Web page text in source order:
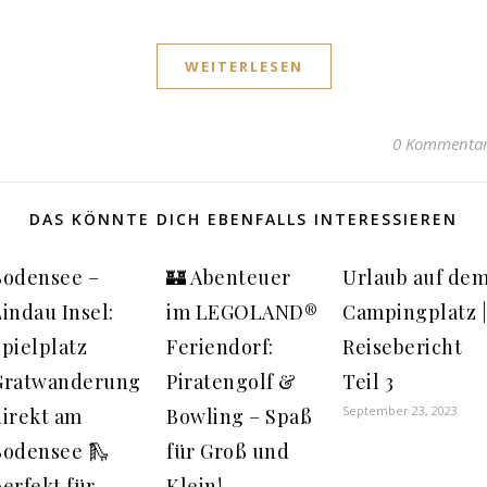
WEITERLESEN
0
DAS KÖNNTE DICH EBENFALLS INTERESSIEREN
–
Insel:
am
🛝
🏰 Abenteuer
im LEGOLAND®
Feriendorf:
Piratengolf &
Bowling – Spaß
für Groß und
Urlaub auf
Campingplatz |
Reisebericht
Teil 3
September 23, 2023